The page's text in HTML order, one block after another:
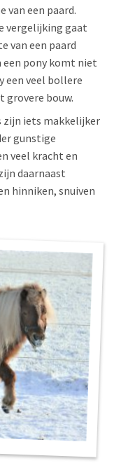
van een paard.
vergelijking gaat
van een paard
een pony komt niet
een veel bollere
grovere bouw.
zijn iets makkelijker
gunstige
veel kracht en
daarnaast
hinniken, snuiven